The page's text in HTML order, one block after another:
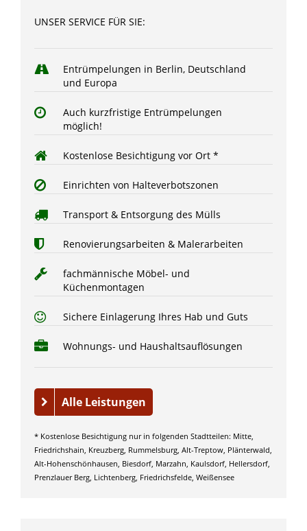
UNSER SERVICE FÜR SIE:
Entrümpelungen in Berlin, Deutschland
und Europa
Auch kurzfristige Entrümpelungen
möglich!
Kostenlose Besichtigung vor Ort *
Einrichten von Halteverbotszonen
Transport & Entsorgung des Mülls
Renovierungsarbeiten & Malerarbeiten
fachmännische Möbel- und
Küchenmontagen
Sichere Einlagerung Ihres Hab und Guts
Wohnungs- und Haushaltsauflösungen
Alle Leistungen
* Kostenlose Besichtigung nur in folgenden Stadtteilen: Mitte,
Friedrichshain, Kreuzberg, Rummelsburg, Alt-Treptow, Plänterwald,
Alt-Hohenschönhausen, Biesdorf, Marzahn, Kaulsdorf, Hellersdorf,
Prenzlauer Berg, Lichtenberg, Friedrichsfelde, Weißensee